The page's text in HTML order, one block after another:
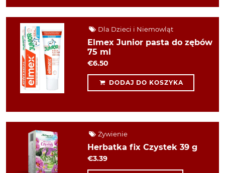
Dla Dzieci i Niemowląt
Elmex Junior pasta do zębów
75 ml
€6.50
DODAJ DO KOSZYKA
Żywienie
Herbatka fix Czystek 39 g
€3.39